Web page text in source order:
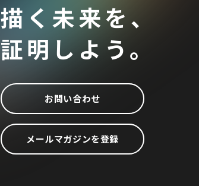
描く未来を、
証明しよう。
お問い合わせ
メールマガジンを登録